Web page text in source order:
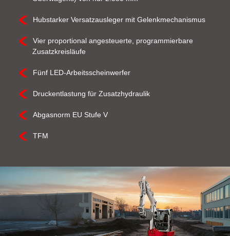
Hubstarker Versatzausleger mit Gelenkmechanismus
Vier proportional angesteuerte, programmierbare
Zusatzkreisläufe
Fünf LED-Arbeitsscheinwerfer
Druckentlastung für Zusatzhydraulik
Abgasnorm EU Stufe V
TFM